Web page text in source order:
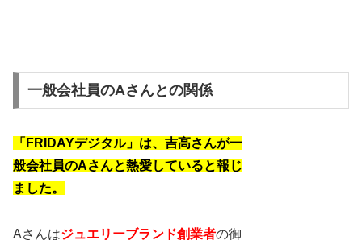
一般会社員のAさんとの関係
「FRIDAYデジタル」は、吉高さんが一
般会社員のAさんと熱愛していると報じ
ました。
Aさんはジュエリーブランド創業者の御